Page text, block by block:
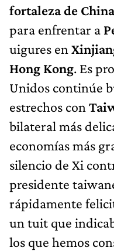
fortaleza de
para enfrentar a
uigures en
Hong Kong. Es
Unidos continúe
estrechos con
bilateral más
economías más
silencio de Xi
presidente
rápidamente
un tuit que
los que hemos